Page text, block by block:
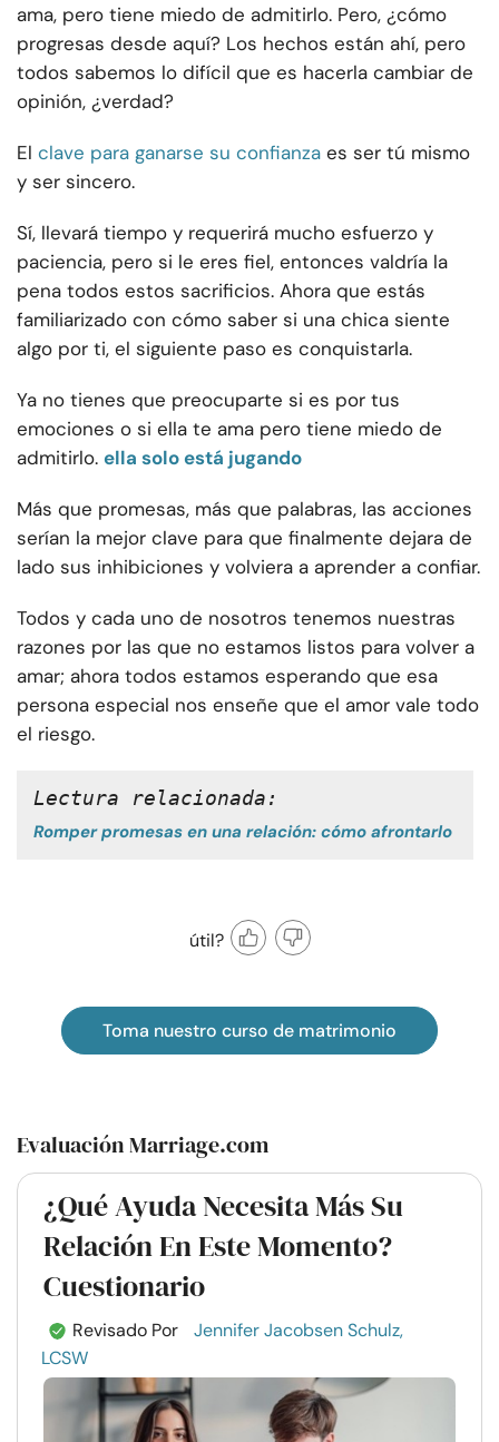
ama, pero tiene miedo de admitirlo. Pero, ¿cómo
progresas desde aquí? Los hechos están ahí, pero
todos sabemos lo difícil que es hacerla cambiar de
opinión, ¿verdad?
El clave para ganarse su confianza es ser tú mismo
y ser sincero.
Sí, llevará tiempo y requerirá mucho esfuerzo y
paciencia, pero si le eres fiel, entonces valdría la
pena todos estos sacrificios. Ahora que estás
familiarizado con cómo saber si una chica siente
algo por ti, el siguiente paso es conquistarla.
Ya no tienes que preocuparte si es por tus
emociones o si ella te ama pero tiene miedo de
admitirlo. ella solo está jugando
Más que promesas, más que palabras, las acciones
serían la mejor clave para que finalmente dejara de
lado sus inhibiciones y volviera a aprender a confiar.
Todos y cada uno de nosotros tenemos nuestras
razones por las que no estamos listos para volver a
amar; ahora todos estamos esperando que esa
persona especial nos enseñe que el amor vale todo
el riesgo.
Lectura relacionada:
Romper promesas en una relación: cómo afrontarlo
útil?
Toma nuestro curso de matrimonio
Evaluación Marriage.com
¿Qué Ayuda Necesita Más Su
Relación En Este Momento?
Cuestionario
Revisado Por
Jennifer Jacobsen Schulz,
LCSW